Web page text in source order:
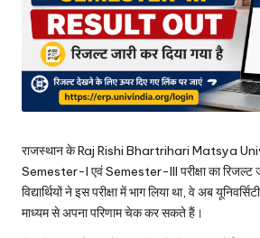
राजस्थान के Raj Rishi Bhartrihari Matsya
Semester-I एवं Semester-III परीक्षा का रिजल्ट
विद्यार्थियों ने इस परीक्षा में भाग लिया था, वे अब
माध्यम से अपना परिणाम चेक कर सकते हैं।